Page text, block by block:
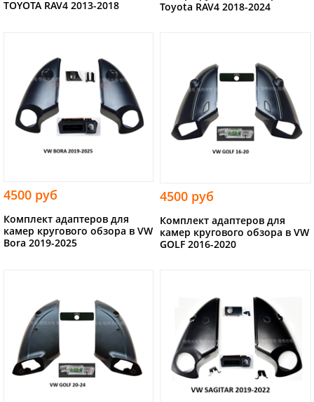
TOYOTA RAV4 2013-2018
Toyota RAV4 2018-2024
4500 руб
Комплект адаптеров для
камер кругового обзора в VW
Bora 2019-2025
4500 руб
Комплект адаптеров для
камер кругового обзора в VW
GOLF 2016-2020